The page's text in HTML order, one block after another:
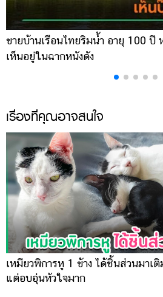
ขายบ้านเรือนไทยริมน้ำ อายุ 100 ปี
เห็นอยู่ในฉากหนังดัง
เรื่องที่คุณอาจสนใจ
เหมียวพิการหู 1 ข้าง ได้ชิ้นส่วนมาเ
แต่อบอุ่นหัวใจมาก